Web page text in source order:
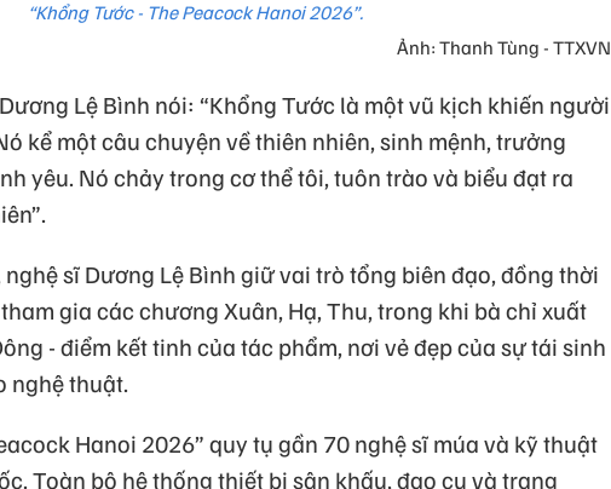
“Khổng Tước - The Peacock Hanoi 2026”.
Ảnh: Thanh Tùng - TTXVN
Lệ Bình nói: “Khổng Tước là một vũ kịch khiến người
kể một câu chuyện về thiên nhiên, sinh mệnh, trưởng
yêu. Nó chảy trong cơ thể tôi, tuôn trào và biểu đạt ra
sĩ Dương Lệ Bình giữ vai trò tổng biên đạo, đồng thời
gia các chương Xuân, Hạ, Thu, trong khi bà chỉ xuất
- điểm kết tinh của tác phẩm, nơi vẻ đẹp của sự tái sinh
nghệ thuật.
Hanoi 2026” quy tụ gần 70 nghệ sĩ múa và kỹ thuật
Toàn bộ hệ thống thiết bị sân khấu, đạo cụ và trang